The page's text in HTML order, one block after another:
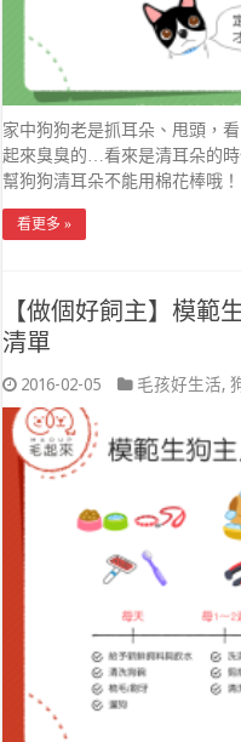
家中狗狗老是抓耳朵、甩頭，
起來臭臭的…看來是清耳朵的時
幫狗狗清耳朵不能用棉花棒哦
看更多 »
【做個好飼主】模範
清單
2016-02-05 毛孩好生活,